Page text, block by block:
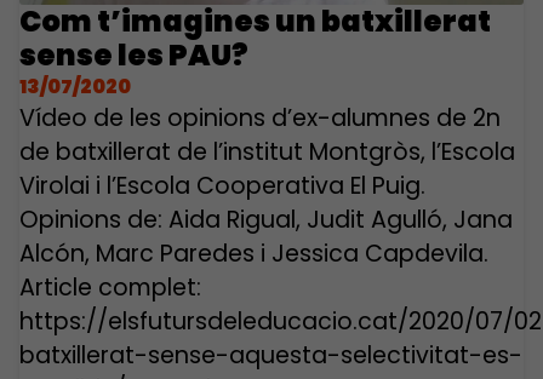
Com t’imagines un batxillerat
sense les PAU?
13/07/2020
Vídeo de les opinions d’ex-alumnes de 2n
de batxillerat de l’institut Montgròs, l’Escola
Virolai i l’Escola Cooperativa El Puig.
Opinions de: Aida Rigual, Judit Agulló, Jana
Alcón, Marc Paredes i Jessica Capdevila.
Article complet:
https://elsfutursdeleducacio.cat/2020/07/
batxillerat-sense-aquesta-selectivitat-es-